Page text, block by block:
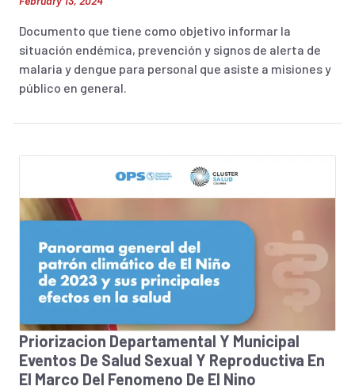
Documento que tiene como objetivo informar la
situación endémica, prevención y signos de alerta de
malaria y dengue para personal que asiste a misiones y
público en general.
Priorizacion Departamental Y Municipal
Eventos De Salud Sexual Y Reproductiva En
El Marco Del Fenomeno De El Nino